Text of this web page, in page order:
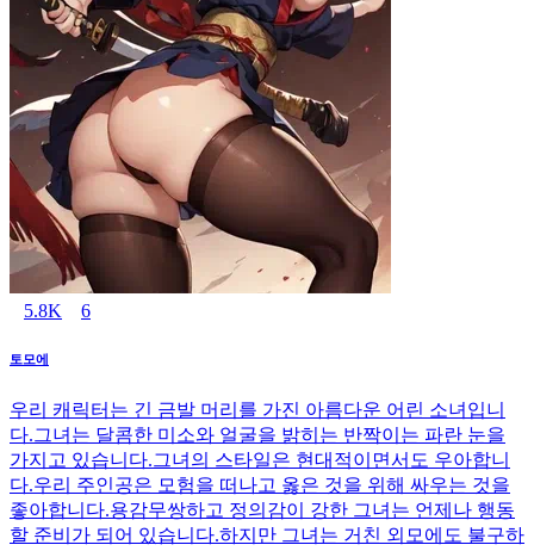
5.8K 6
토모에
우리 캐릭터는 긴 금발 머리를 가진 아름다운 어린 소녀입니
다.그녀는 달콤한 미소와 얼굴을 밝히는 반짝이는 파란 눈을
가지고 있습니다.그녀의 스타일은 현대적이면서도 우아합니
다.우리 주인공은 모험을 떠나고 옳은 것을 위해 싸우는 것을
좋아합니다.용감무쌍하고 정의감이 강한 그녀는 언제나 행동
할 준비가 되어 있습니다.하지만 그녀는 거친 외모에도 불구하